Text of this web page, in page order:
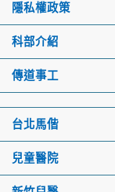
隱私權政策
科部介紹
傳道事工
台北馬偕
兒童醫院